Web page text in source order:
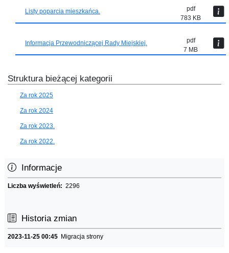
Listy poparcia mieszkańca.
pdf
783 KB
Informacja Przewodniczącej Rady Miejskiej.
pdf
7 MB
Struktura bieżącej kategorii
Za rok 2025
Za rok 2024
Za rok 2023.
Za rok 2022.
Informacje
Liczba wyświetleń: 2296
Historia zmian
2023-11-25 00:45 Migracja strony